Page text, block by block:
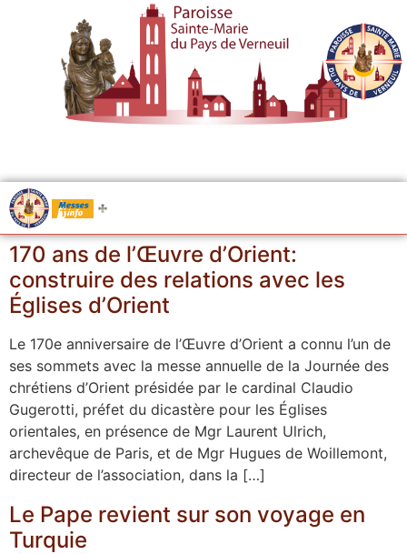
Messes
170 ans de l’Œuvre d’Orient:
construire des relations avec les
Églises d’Orient
Le 170e anniversaire de l’Œuvre d’Orient a connu l’un de
ses sommets avec la messe annuelle de la Journée des
chrétiens d’Orient présidée par le cardinal Claudio
Gugerotti, préfet du dicastère pour les Églises
orientales, en présence de Mgr Laurent Ulrich,
archevêque de Paris, et de Mgr Hugues de Woillemont,
directeur de l’association, dans la […]
Le Pape revient sur son voyage en
Turquie